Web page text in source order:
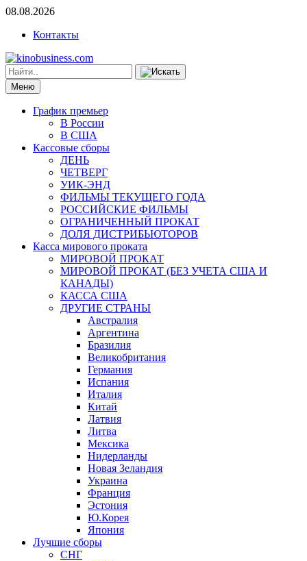
08.08.2026
Контакты
Меню
График премьер
В России
В США
Кассовые сборы
ДЕНЬ
ЧЕТВЕРГ
УИК-ЭНД
ФИЛЬМЫ ТЕКУЩЕГО ГОДА
РОССИЙСКИЕ ФИЛЬМЫ
ОГРАНИЧЕННЫЙ ПРОКАТ
ДОЛЯ ДИСТРИБЬЮТОРОВ
Касса мирового проката
МИРОВОЙ ПРОКАТ
МИРОВОЙ ПРОКАТ (БЕЗ УЧЕТА США И
КАНАДЫ)
КАССА США
ДРУГИЕ СТРАНЫ
Австралия
Аргентина
Бразилия
Великобритания
Германия
Испания
Италия
Китай
Латвия
Литва
Мексика
Нидерланды
Новая Зеландия
Украина
Франция
Эстония
Ю.Корея
Япония
Лучшие сборы
СНГ